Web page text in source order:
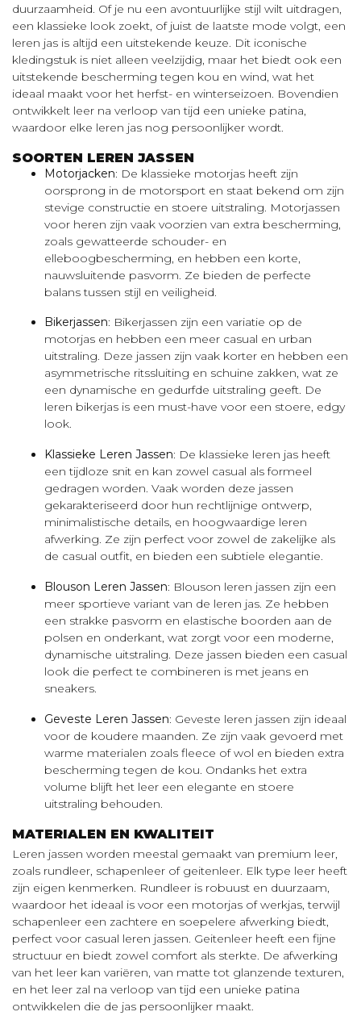
duurzaamheid. Of je nu een avontuurlijke stijl wilt uitdragen,
een klassieke look zoekt, of juist de laatste mode volgt, een
leren jas is altijd een uitstekende keuze. Dit iconische
kledingstuk is niet alleen veelzijdig, maar het biedt ook een
uitstekende bescherming tegen kou en wind, wat het
ideaal maakt voor het herfst- en winterseizoen. Bovendien
ontwikkelt leer na verloop van tijd een unieke patina,
waardoor elke leren jas nog persoonlijker wordt.
SOORTEN LEREN JASSEN
Motorjacken: De klassieke motorjas heeft zijn
oorsprong in de motorsport en staat bekend om zijn
stevige constructie en stoere uitstraling. Motorjassen
voor heren zijn vaak voorzien van extra bescherming,
zoals gewatteerde schouder- en
elleboogbescherming, en hebben een korte,
nauwsluitende pasvorm. Ze bieden de perfecte
balans tussen stijl en veiligheid.
Bikerjassen: Bikerjassen zijn een variatie op de
motorjas en hebben een meer casual en urban
uitstraling. Deze jassen zijn vaak korter en hebben een
asymmetrische ritssluiting en schuine zakken, wat ze
een dynamische en gedurfde uitstraling geeft. De
leren bikerjas is een must-have voor een stoere, edgy
look.
Klassieke Leren Jassen: De klassieke leren jas heeft
een tijdloze snit en kan zowel casual als formeel
gedragen worden. Vaak worden deze jassen
gekarakteriseerd door hun rechtlijnige ontwerp,
minimalistische details, en hoogwaardige leren
afwerking. Ze zijn perfect voor zowel de zakelijke als
de casual outfit, en bieden een subtiele elegantie.
Blouson Leren Jassen: Blouson leren jassen zijn een
meer sportieve variant van de leren jas. Ze hebben
een strakke pasvorm en elastische boorden aan de
polsen en onderkant, wat zorgt voor een moderne,
dynamische uitstraling. Deze jassen bieden een casual
look die perfect te combineren is met jeans en
sneakers.
Geveste Leren Jassen: Geveste leren jassen zijn ideaal
voor de koudere maanden. Ze zijn vaak gevoerd met
warme materialen zoals fleece of wol en bieden extra
bescherming tegen de kou. Ondanks het extra
volume blijft het leer een elegante en stoere
uitstraling behouden.
MATERIALEN EN KWALITEIT
Leren jassen worden meestal gemaakt van premium leer,
zoals rundleer, schapenleer of geitenleer. Elk type leer heeft
zijn eigen kenmerken. Rundleer is robuust en duurzaam,
waardoor het ideaal is voor een motorjas of werkjas, terwijl
schapenleer een zachtere en soepelere afwerking biedt,
perfect voor casual leren jassen. Geitenleer heeft een fijne
structuur en biedt zowel comfort als sterkte. De afwerking
van het leer kan variëren, van matte tot glanzende texturen,
en het leer zal na verloop van tijd een unieke patina
ontwikkelen die de jas persoonlijker maakt.